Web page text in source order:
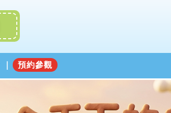
預約參觀